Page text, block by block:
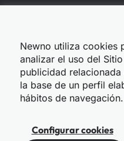
Pere, 52
Planta 3
08010
Barcelona
Newno utiliza cookies
analizar el uso del
publicidad
la base de un perfil
hábitos de navegación.
Configurar cookies